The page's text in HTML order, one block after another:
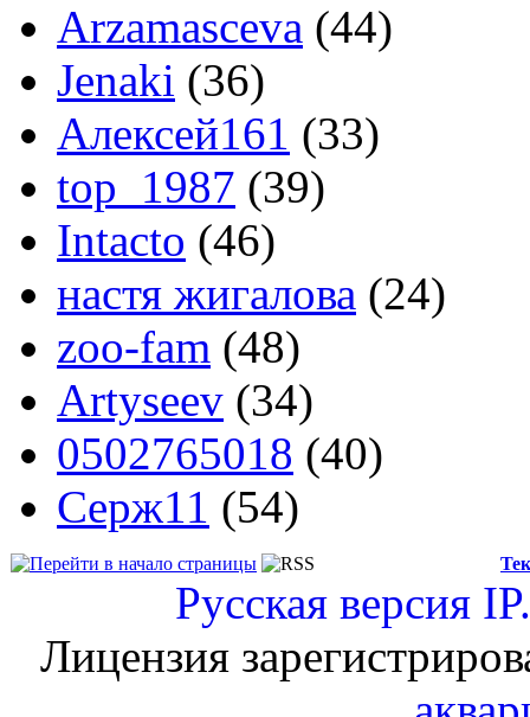
Arzamasceva (44)
Jenaki (36)
Алексей161 (33)
top_1987 (39)
Intacto (46)
настя жигалова (24)
zoo-fam (48)
Artyseev (34)
0502765018 (40)
Серж11 (54)
Русская версия
Лицензия